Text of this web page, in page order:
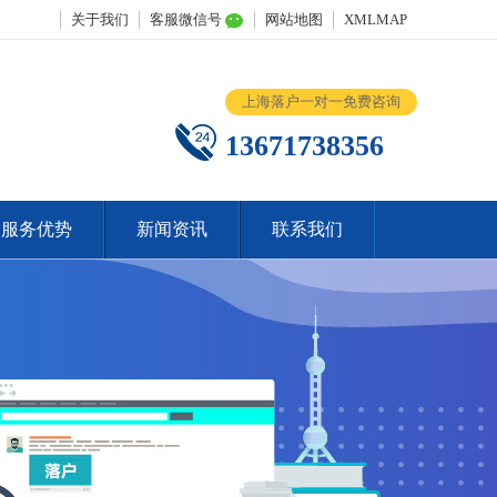
关于我们 客服微信号 网站地图 XMLMAP
上海落户一对一免费咨询
13671738356
服务优势 新闻资讯 联系我们